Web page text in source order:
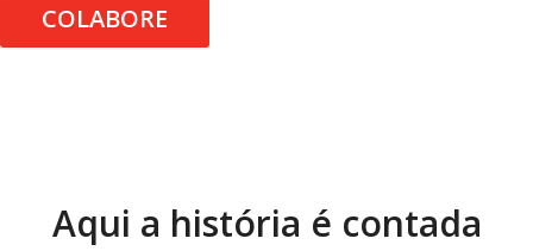
COLABORE
Aqui a história é contada